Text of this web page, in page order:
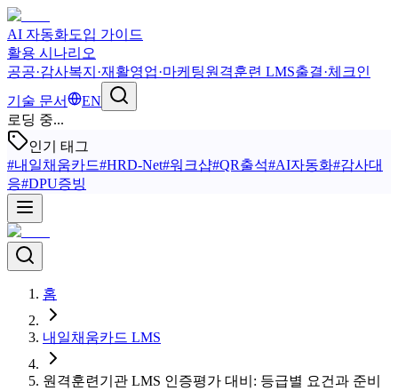
AI 자동화도입 가이드
활용 시나리오
공공·감사복지·재활영업·마케팅원격훈련 LMS출결·체크인
기술 문서
EN
로딩 중...
인기 태그
#내일채움카드#HRD-Net#워크샵#QR출석#AI자동화#감사대
응#DPU증빙
홈
내일채움카드 LMS
원격훈련기관 LMS 인증평가 대비: 등급별 요건과 준비